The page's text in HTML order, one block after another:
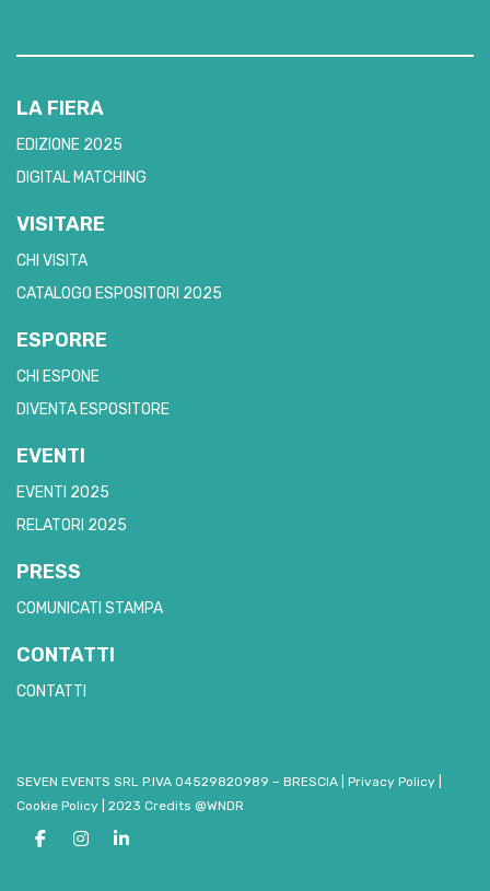
LA FIERA
EDIZIONE 2025
DIGITAL MATCHING
VISITARE
CHI VISITA
CATALOGO ESPOSITORI 2025
ESPORRE
CHI ESPONE
DIVENTA ESPOSITORE
EVENTI
EVENTI 2025
RELATORI 2025
PRESS
COMUNICATI STAMPA
CONTATTI
CONTATTI
SEVEN EVENTS SRL P.IVA 04529820989 – BRESCIA Privacy Policy
Cookie Policy
2023 Credits @WNDR